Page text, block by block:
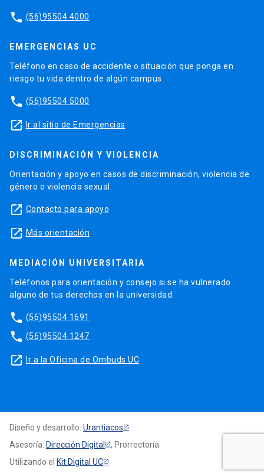
phone (56)95504 4000
EMERGENCIAS UC
Teléfono en caso de accidente o situación que ponga en
riesgo tu vida dentro de algún campus.
phone (56)95504 5000
launch Ir al sitio de Emergencias
DISCRIMINACIÓN Y VIOLENCIA
Orientación y apoyo en casos de discriminación, violencia de
género o violencia sexual.
launch Contacto para apoyo
launch Más orientación
MEDIACIÓN UNIVERSITARIA
Teléfonos para orientación y consejo si se ha vulnerado
alguno de tus derechos en la universidad.
phone (56)95504 1691
phone (56)95504 1247
launch Ir a la Oficina de Ombuds UC
Diseño y desarrollo: Urantiacos
Asesoría: Dirección Digital
, Prorrectoría
Utilizando el Kit Digital UC